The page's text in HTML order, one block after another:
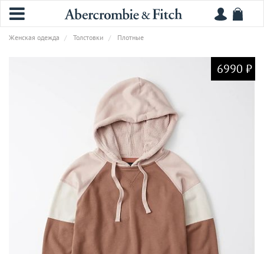
Женская одежда Толстовки Плотные
6990 ₽